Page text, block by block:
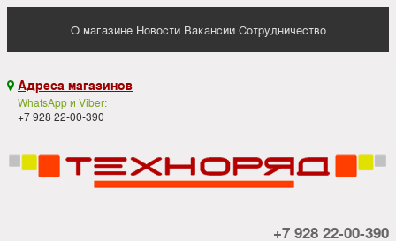
О магазине Новости Вакансии Сотрудничество
 Адреса магазинов
WhatsApp и Viber:
+7 928 22-00-390
+7 928 22-00-390